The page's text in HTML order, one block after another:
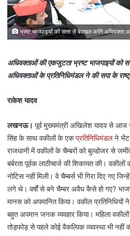
भ्रष्ट भाजपाइयों को सत्ता से बेदखल करेंगे
अधिवक्ताओं की एकजुटता भ्रष्ट भाजपाइयों को
अधिवक्ताओं के प्रतिनिधिमंडल ने की सपा के
राकेश यादव
लखनऊ। पूर्व मुख्यमंत्री अखिलेश यादव से आज
सिंह के साथ वकीलों के एकप्रतिनिधिमंडलने भेंट
राजधानी में वकीलों के चैम्बरों को बुल्डोजर से
बर्बरता पूर्वक लाठीचार्ज की शिकायत की।
नोटिस नहीं मिली। वे चैम्बर्स भी गिरा दिए गए
लगे थे। वर्षों से बने चैम्बर अवैध कैसे हो गए?
मानस को अपमानित किया। वकील
बहुत अपमान जनक व्यवहार किया। महिला
तोड़फोड़ से पहले कोई वैकल्पिक व्यवस्था भी नहीं